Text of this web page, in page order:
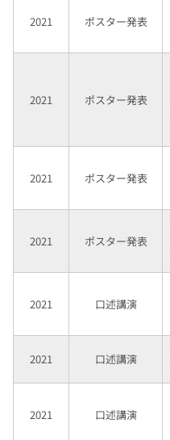
2021 ポスター発表
2021 ポスター発表
2021 ポスター発表
2021 ポスター発表
2021 口述講演
2021 口述講演
2021 口述講演